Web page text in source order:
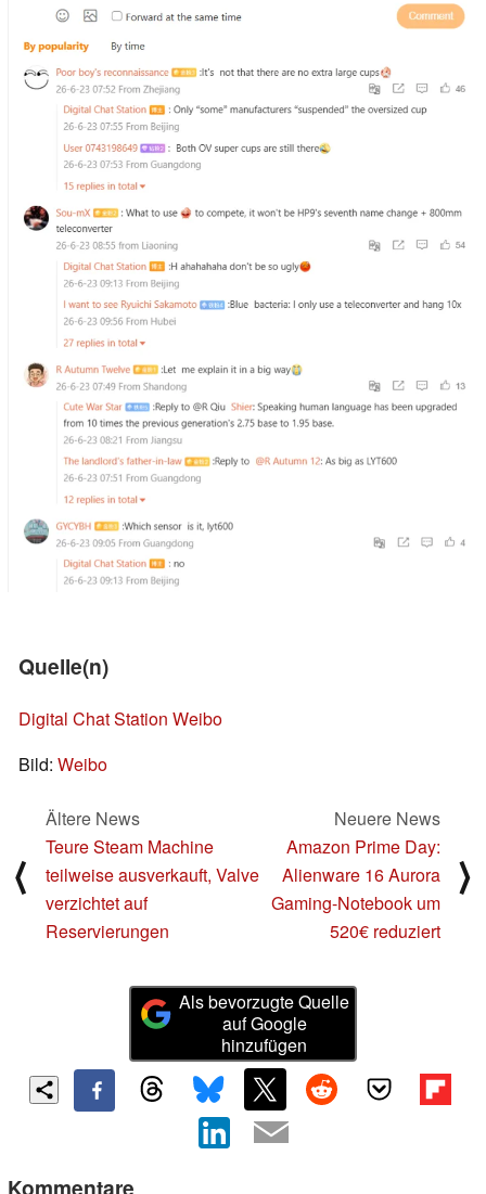
Quelle(n)
Digital Chat Station Weibo
Bild: Weibo
⟨
Ältere News
Teure Steam Machine
teilweise ausverkauft, Valve
verzichtet auf
Reservierungen
Neuere News
Amazon Prime Day:
Alienware 16 Aurora
Gaming-Notebook um
520€ reduziert
⟩
Als bevorzugte Quelle
auf Google
hinzufügen